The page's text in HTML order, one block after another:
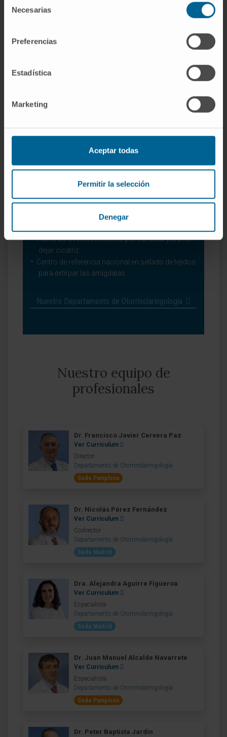
Necesarias
Preferencias
Estadística
Marketing
Aceptar todas
Permitir la selección
Denegar
Faringología - Garganta.
Problemas de cabeza y cuello.
¿Por qué en la Clínica?
Expertos en el tratamiento de problemas de
Pioneros en intervenciones por vía axilar para no
dejar cicatriz.
Centro de referencia nacional en sellado de tejidos
para extirpar las amígdalas.
Nuestro Departamento de Otorrinolaringología
Nuestro equipo de
profesionales
Dr. Francisco Javier Cervera Paz
Ver Curriculum
Director
Departamento de Otorrinolaringología
Sede Pamplona
Dr. Nicolás Pérez Fernández
Ver Curriculum
Codirector
Departamento de Otorrinolaringología
Sede Madrid
Dra. Alejandra Aguirre Figueroa
Ver Curriculum
Especialista
Departamento de Otorrinolaringología
Sede Madrid
Dr. Juan Manuel Alcalde Navarrete
Ver Curriculum
Especialista
Departamento de Otorrinolaringología
Sede Pamplona
Dr. Peter Baptista Jardín